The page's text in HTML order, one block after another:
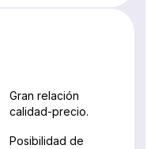
Gran relación
calidad-precio.
Posibilidad de